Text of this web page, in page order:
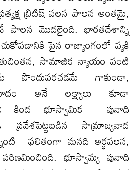
బ్రిటిష్ వలస పాలన అంతమై,
పాలన మొదలైంది. భారతదేశాన్ని
పైన రాజ్యాంగంలో వ్యక్తి
సామాజిక న్యాయం వంటి
పొందుపరచడమే గాకుండా,
అనే లక్ష్యాలు కూడా
కింద భూస్వామిక పునాది
సామ్రాజ్యవాద
ఫలితంగా మనది అర్థవలస,
భూస్వామ్య పునాది